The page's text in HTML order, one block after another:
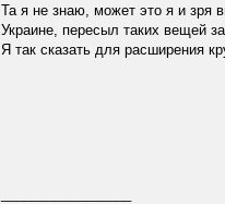
Та я не знаю, может это я и зря
Украине, пересыл таких вещей
Я так сказать для расширения